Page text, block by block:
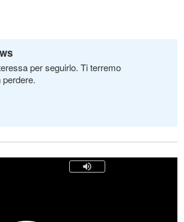
per seguirlo. Ti terremo